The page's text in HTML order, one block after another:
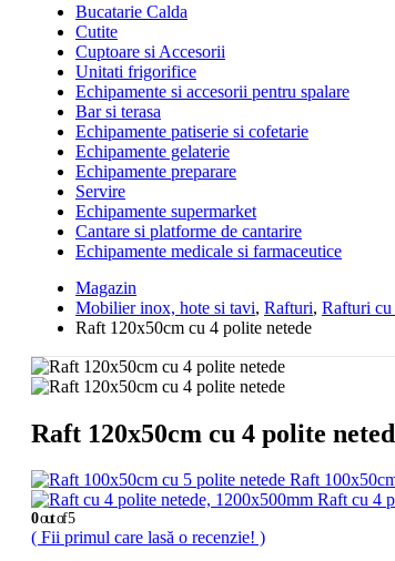
Bucatarie Calda
Cutite
Cuptoare si Accesorii
Unitati frigorifice
Echipamente si accesorii pentru spalare
Bar si terasa
Echipamente patiserie si cofetarie
Echipamente gelaterie
Echipamente preparare
Servire
Echipamente supermarket
Cantare si platforme de cantarire
Echipamente medicale si farmaceutice
Magazin
Mobilier inox, hote si tavi, Rafturi, Rafturi cu
Raft 120x50cm cu 4 polite netede
Raft 120x50cm cu 4 polite
Raft
Raft cu 4
0out of 5
( Fii primul care lasă o recenzie! )